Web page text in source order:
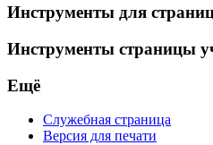
Инструменты для
Инструменты страницы
Ещё
Служебная страница
Версия для печати